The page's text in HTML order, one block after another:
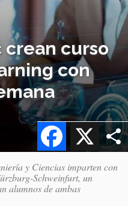
crean curso
con
X
Facebook
y Ciencias imparten con
Schweinfurt, un
alumnos de ambas